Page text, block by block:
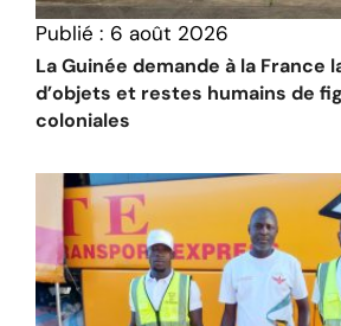
Publié : 6 août 2026
La Guinée demande à la France
d’objets et restes humains de
coloniales